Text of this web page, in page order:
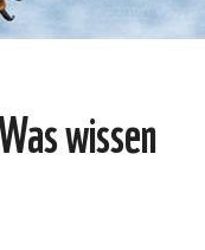
© 2020 WWF
wissen